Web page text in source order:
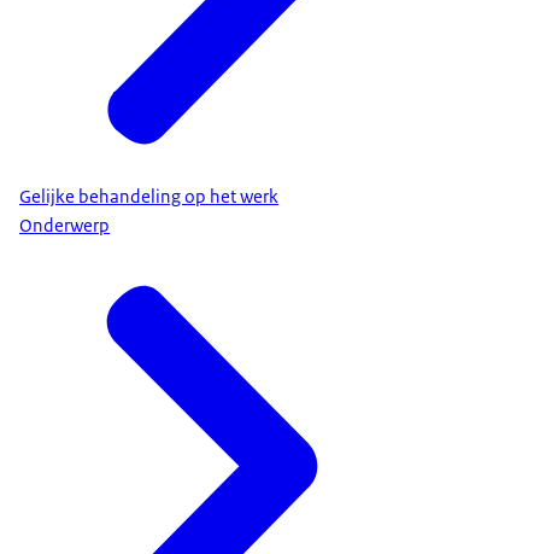
Gelijke behandeling op het werk
Onderwerp